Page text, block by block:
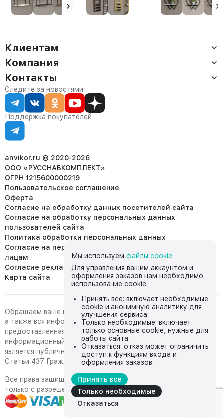
амаретто
амаретто
Клиентам
Доставка
Оплата
Сервис
Статус заказа
Статьи
Компания
О компании
Контакты
Партнёрам
Контакты
Отдел продаж:
8 (800) 234-22-62
corp@anvikor.ru
Ежедневно, с 7:00-19:00 (МСК)
Отдел рекламации:
8 (953) 455-25-61
Следите за новостями
Поддержка покупателей
anvikor.ru © 2020-2026
ООО «РУССНАБКОМПЛЕКТ»
ОГРН 1215600000219
Пользовательское соглашение
Оферта
Согласие на обработку данных посетителей сайта
Согласие на обработку персональных данных
пользователей сайта
Политика обработки персональных данных
Согласие на передачу персональных данных третьим
лицам
Согласие реклама
Карта сайта
Обращаем ваше внимание на то, что данный интернет-сайт,
а также вся информация о товарах и ценах,
предоставленная на нём, носит исключительно
информационный характер и ни при каких условиях не
является публичной офертой, определяемой положениями
Статьи 437 Гражданского кодекса Российской Федерации.
Все права защищены, любое копирование с сайта возможно
только с разрешения владельца сайта
Мы используем файлы cookie
Для управления вашим аккаунтом и
оформления заказов нам необходимо
использование cookie.
Принять все: включает необходимые
cookie и анонимную аналитику для
улучшения сервиса.
Только необходимые: включает
только основные cookie, нужные для
работы сайта.
Отказаться: отказ может ограничить
доступ к функциям входа и
оформления заказов.
Принять все
Только необходимые
Отказаться